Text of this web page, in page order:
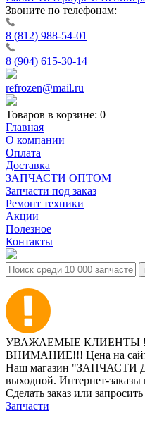
Звоните по телефонам:
8 (812) 988-54-01
8 (904) 615-30-14
refrozen@mail.ru
Товаров в корзине: 0
Главная
О компании
Оплата
Доставка
ЗАПЧАСТИ ОПТОМ
Запчасти под заказ
Ремонт техники
Акции
Полезное
Контакты
УВАЖАЕМЫЕ КЛИЕНТЫ ! ! !
ВНИМАНИЕ!!! Цена на сайте
Наш магазин "ЗАПЧАСТИ
выходной. Интернет-
Сделать заказ или
Запчасти